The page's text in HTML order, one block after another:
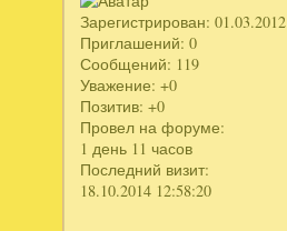
Зарегистрирован: 01.03.2012
Приглашений: 0
Сообщений: 119
Уважение: +0
Позитив: +0
Провел на форуме:
1 день 11 часов
Последний визит:
18.10.2014 12:58:20